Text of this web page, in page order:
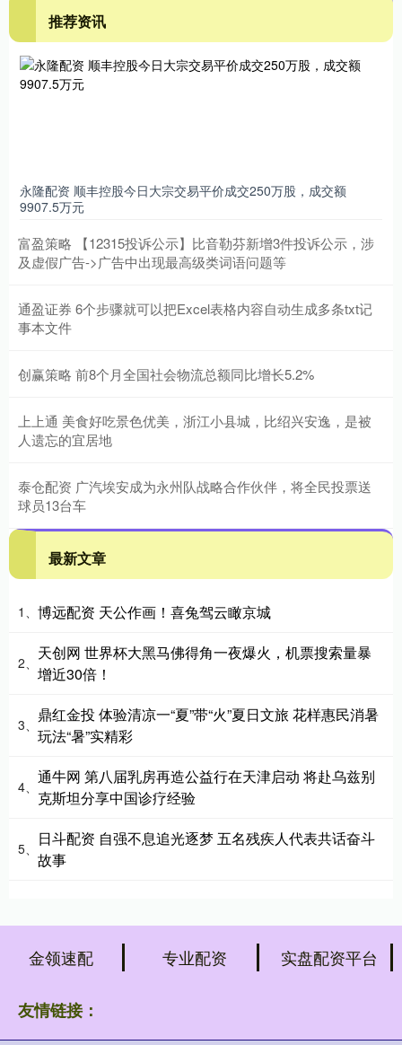
推荐资讯
永隆配资 顺丰控股今日大宗交易平价成交250万股，成交额
9907.5万元
富盈策略 【12315投诉公示】比音勒芬新增3件投诉公示，涉
及虚假广告->广告中出现最高级类词语问题等
通盈证券 6个步骤就可以把Excel表格内容自动生成多条txt记
事本文件
创赢策略 前8个月全国社会物流总额同比增长5.2%
上上通 美食好吃景色优美，浙江小县城，比绍兴安逸，是被
人遗忘的宜居地
泰仓配资 广汽埃安成为永州队战略合作伙伴，将全民投票送
球员13台车
最新文章
1、 博远配资 天公作画！喜兔驾云瞰京城
2、
天创网 世界杯大黑马佛得角一夜爆火，机票搜索量暴
增近30倍！
3、
鼎红金投 体验清凉一“夏”带“火”夏日文旅 花样惠民消暑
玩法“暑”实精彩
4、
通牛网 第八届乳房再造公益行在天津启动 将赴乌兹别
克斯坦分享中国诊疗经验
5、
日斗配资 自强不息追光逐梦 五名残疾人代表共话奋斗
故事
金领速配 专业配资 实盘配资平台
友情链接：